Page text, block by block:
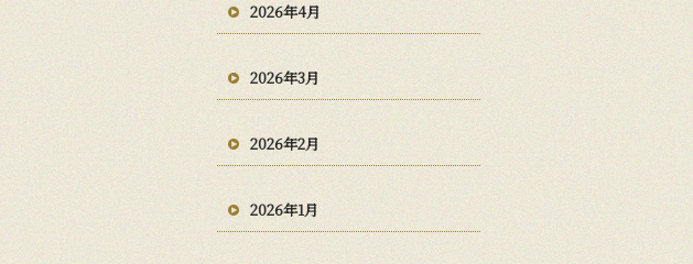
2026年4月
2026年3月
2026年2月
2026年1月